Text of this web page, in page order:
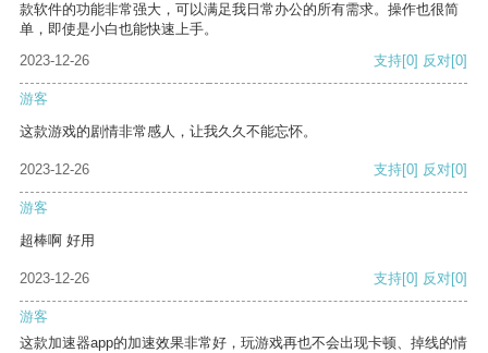
款软件的功能非常强大，可以满足我日常办公的所有需求。操作也很简
单，即使是小白也能快速上手。
2023-12-26
支持[0] 反对[0]
游客
这款游戏的剧情非常感人，让我久久不能忘怀。
2023-12-26 支持[0] 反对[0]
游客
超棒啊 好用
2023-12-26 支持[0] 反对[0]
游客
这款加速器app的加速效果非常好，玩游戏再也不会出现卡顿、掉线的情